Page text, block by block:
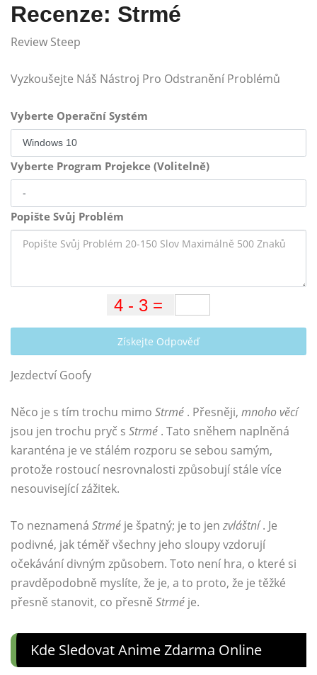
Recenze: Strmé
Review Steep
Vyzkoušejte Náš Nástroj Pro Odstranění Problémů
Vyberte Operační Systém
Vyberte Program Projekce (Volitelně)
Popište Svůj Problém
Získejte Odpověď
Jezdectví Goofy
Něco je s tím trochu mimo Strmé . Přesněji, mnoho věcí
jsou jen trochu pryč s Strmé . Tato sněhem naplněná
karanténa je ve stálém rozporu se sebou samým,
protože rostoucí nesrovnalosti způsobují stále více
nesouvisející zážitek.
To neznamená Strmé je špatný; je to jen zvláštní. Je
podivné, jak téměř všechny jeho sloupy vzdorují
očekávání divným způsobem. Toto není hra, o které si
pravděpodobně myslíte, že je, a to proto, že je těžké
přesně stanovit, co přesně Strmé je.
Kde Sledovat Anime Zdarma Online